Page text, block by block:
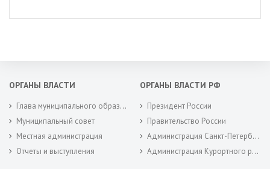
ОРГАНЫ ВЛАСТИ
Глава муниципального образования
Муниципальный совет
Местная администрация
Отчеты и выступления
ОРГАНЫ ВЛАСТИ РФ
Президент России
Правительство России
Администрация Санкт-Петербурга
Администрация Курортного района Санкт-Петербурга